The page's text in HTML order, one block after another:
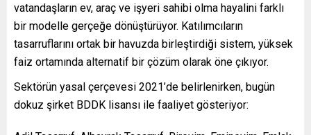
vatandaşların ev, araç ve işyeri sahibi olma hayalini farklı
bir modelle gerçeğe dönüştürüyor. Katılımcıların
tasarruflarını ortak bir havuzda birleştirdiği sistem, yüksek
faiz ortamında alternatif bir çözüm olarak öne çıkıyor.
Sektörün yasal çerçevesi 2021’de belirlenirken, bugün
dokuz şirket BDDK lisansı ile faaliyet gösteriyor: